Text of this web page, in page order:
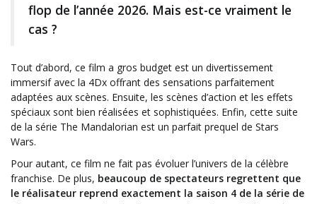
flop de l’année 2026. Mais est-ce vraiment le
cas ?
Tout d’abord, ce film a gros budget est un divertissement
immersif avec la 4Dx offrant des sensations parfaitement
adaptées aux scènes. Ensuite, les scènes d’action et les effets
spéciaux sont bien réalisées et sophistiquées. Enfin, cette suite
de la série The Mandalorian est un parfait prequel de Stars
Wars.
Pour autant, ce film ne fait pas évoluer l’univers de la célèbre
franchise. De plus, beaucoup de spectateurs regrettent que
le réalisateur reprend exactement la saison 4 de la série de